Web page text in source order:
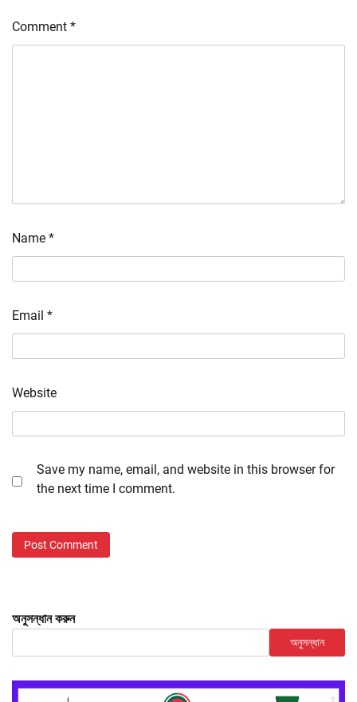
Comment *
Name *
Email *
Website
Save my name, email, and website in this browser for
the next time I comment.
অনুসন্ধান করুন
অনুসন্ধান